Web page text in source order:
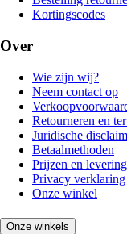
Kortingscodes
Over
Wie zijn wij?
Neem contact op
Retourneren en
Juridische
Betaalmethoden
Prijzen en
Privacy verklaring
Onze winkel
Onze winkels